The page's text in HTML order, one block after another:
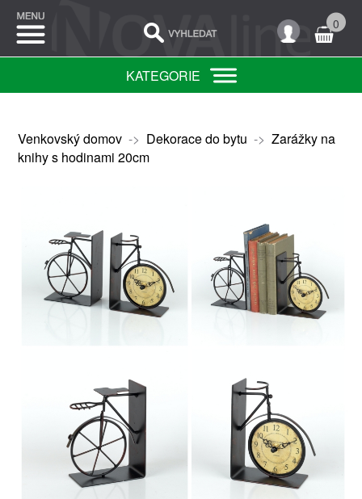
0
KATEGORIE
Venkovský domov-> Dekorace do bytu -> Zarážky na
knihy s hodinami 20cm